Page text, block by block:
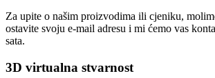
Za upite o našim proizvodima ili cjeniku,
ostavite svoju e-mail adresu i mi ćemo vas
sata.
3D virtualna stvarnost